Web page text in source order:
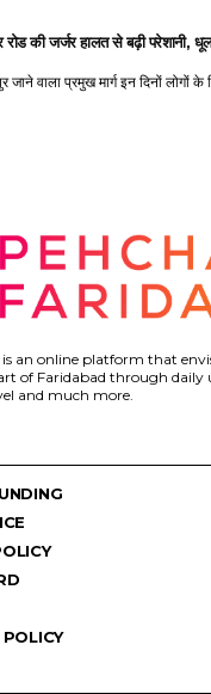
रोड की जर्जर हालत से बढ़ी परेशानी,
जाने वाला प्रमुख मार्ग इन दिनों लोगों के
an online platform that
of Faridabad through daily
and much more.